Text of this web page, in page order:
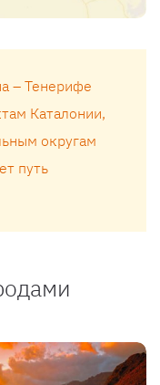
– Тенерифе
Каталонии,
округам
путь